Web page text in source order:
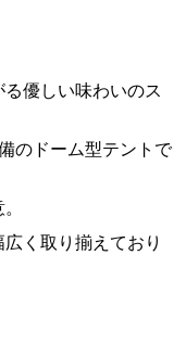
優しい味わいのス
のドーム型テントで
く取り揃えており